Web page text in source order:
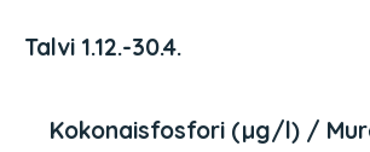
Talvi 1.12.-30.4.
Kokonaisfosfori (µg/l) /